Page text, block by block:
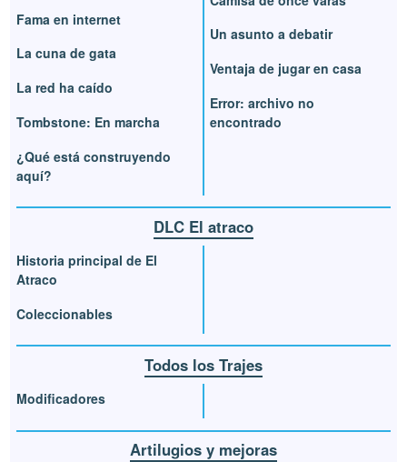
Fama en internet
La cuna de gata
La red ha caído
Tombstone: En marcha
¿Qué está construyendo
aquí?
Un asunto a debatir
Ventaja de jugar en casa
Error: archivo no
encontrado
DLC El atraco
Historia principal de El
Atraco
Coleccionables
Todos los Trajes
Modificadores
Artilugios y mejoras